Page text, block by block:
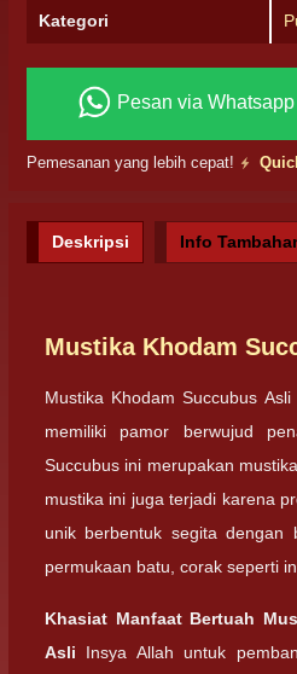
Kategori
Pesan via Whatsapp
Pemesanan yang lebih cepat!
Deskripsi Info
Mustika Khodam
Mustika Khodam Succubus
memiliki pamor berwujud
Succubus ini merupakan
mustika ini juga terjadi karena
unik berbentuk segita dengan
permukaan batu, corak seperti
Khasiat Manfaat Bertuah
Asli Insya Allah untuk